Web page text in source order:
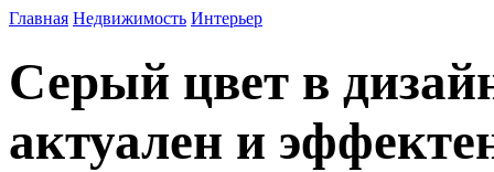
Главная Недвижимость Интерьер
Серый цвет в
актуален и